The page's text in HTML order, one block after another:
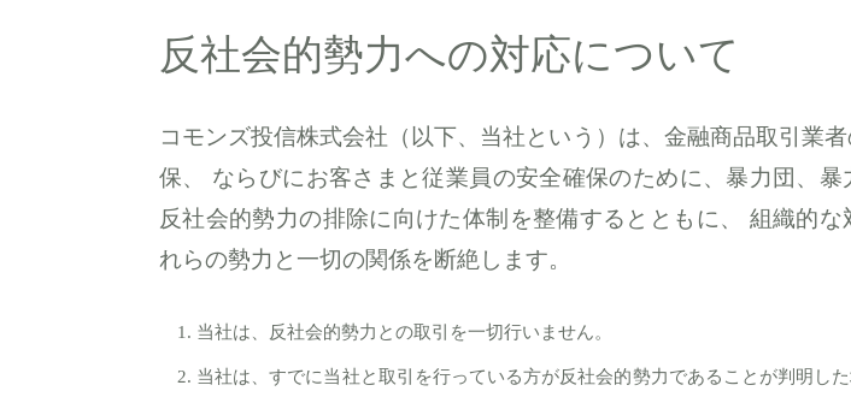
反社会的勢力への対応について
コモンズ投信株式会社（以下、当社という）は、金融商品取引業
保、 ならびにお客さまと従業員の安全確保のために、暴力団、
反社会的勢力の排除に向けた体制を整備するとともに、 組織的な
れらの勢力と一切の関係を断絶します。
当社は、反社会的勢力との取引を一切行いません。
当社は、すでに当社と取引を行っている方が反社会的勢力であることが判明し